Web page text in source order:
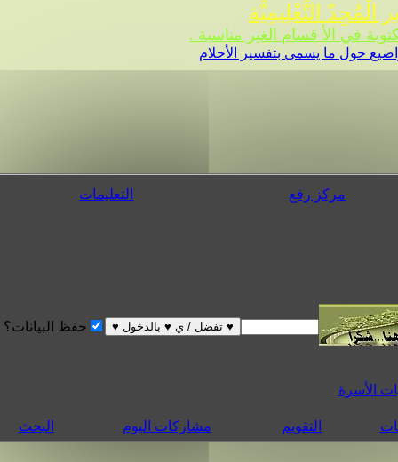
التَّعْلِيمِيَّة
في الأ قسام الغير مناسبة .
حول ما يسمى بتفسير الأحلام
مركز رفع التعليمات
حفظ البيانات؟
الأسرة
التقويم مشاركات اليوم البحث